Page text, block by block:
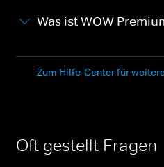
Was ist WOW
Zum Hilfe-Center für
Oft gestellt Fragen